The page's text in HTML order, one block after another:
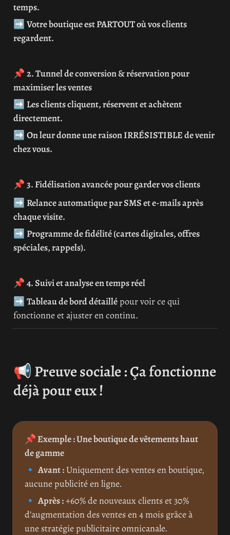
temps.
➡️ Votre boutique est PARTOUT où vos clients
regardent.
📌 2. Tunnel de conversion & réservation pour
maximiser les ventes
➡️ Les clients cliquent, réservent et achètent
directement.
➡️ On leur donne une raison IRRÉSISTIBLE de venir
chez vous.
📌 3. Fidélisation avancée pour garder vos clients
➡️ Relance automatique par SMS et e-mails après
chaque visite.
➡️ Programme de fidélité (cartes digitales, offres
spéciales, rappels).
📌 4. Suivi et analyse en temps réel
➡️ Tableau de bord détaillé pour voir ce qui
fonctionne et ajuster en continu.
📢 Preuve sociale : Ça fonctionne
déjà pour eux !
📌 Exemple : Une boutique de vêtements haut
de gamme
🔹 Avant : Uniquement des ventes en boutique,
aucune publicité en ligne.
🔹 Après : +60% de nouveaux clients et 30%
d’augmentation des ventes en 4 mois grâce à
une stratégie publicitaire omnicanale.